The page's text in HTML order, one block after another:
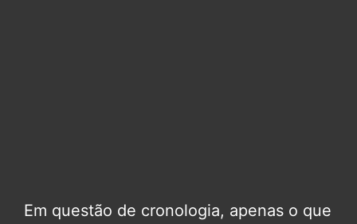
Em questão de cronologia, apenas o que